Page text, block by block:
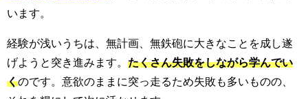
います。
経験が浅いうちは、無計画、無鉄砲に大きなことを成し遂
げようと突き進みます。 たくさん失敗をしながら学んでい
くのです。意欲のままに突っ走るため失敗も多いものの、